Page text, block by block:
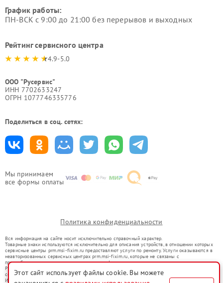
Мы принимаем
все формы оплаты
График работы:
ПН-ВСК с 9:00 до 21:00 без перерывов и выходных
Рейтинг сервисного центра
4.9-5.0
ООО "Русервис"
ИНН 7702633247
ОГРН 1077746335776
Поделиться в соц. сетях:
Политика конфиденциальности
Вся информация на сайте носит исключительно справочный характер.
Товарные знаки используются исключительно для описания устройств, в отношении которых
сервисные центры prm.msi-fixim.ru предоставляют услуги по ремонту. Услуги оказываются в
неавторизованных сервисных центрах prm.msi-fixim.ru, которые не связаны с
правообладателями товарных знаков или их официальными представителями.
Ремонт осуществляется для устройств, уже введенных в гражданский оборот в соответствии
со статьей 1487 ГК РФ.
Использование товарных знаков не преследует цели индивидуализации услуг или введения
Этот сайт использует файлы cookie. Вы можете